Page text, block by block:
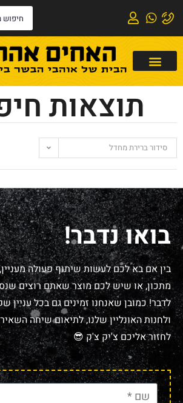
תוצאות
סידור ברירת מחדל
בואו נדבר!
בין אם בא לכם לעשות שיתוף פעולה
מתכון, או שיש לכם מוצר שאתם רוצים
לדבר! כמובן שאנחנו זמינים גם בכל עניין
ולחנות האונליין שלנו, לתיאום שיחה
לחזור אליכם צ'יק צ'ק 😎